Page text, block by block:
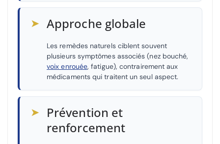
➤ Approche globale
Les remèdes naturels ciblent souvent
plusieurs symptômes associés (nez bouché,
voix enrouée, fatigue), contrairement aux
médicaments qui traitent un seul aspect.
➤ Prévention et
renforcement